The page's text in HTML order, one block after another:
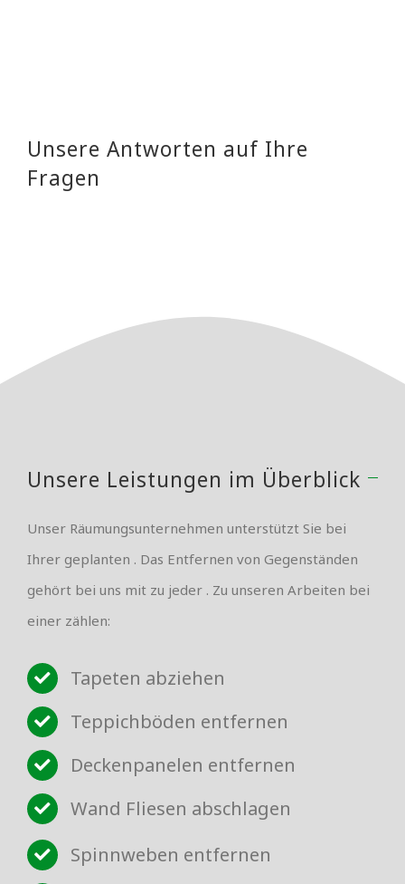
Unsere Antworten auf Ihre
Fragen
Unsere Leistungen im Überblick
Unser Räumungsunternehmen unterstützt Sie bei
Ihrer geplanten . Das Entfernen von Gegenständen
gehört bei uns mit zu jeder . Zu unseren Arbeiten bei
einer zählen:
Tapeten abziehen
Teppichböden entfernen
Deckenpanelen entfernen
Wand Fliesen abschlagen
Spinnweben entfernen